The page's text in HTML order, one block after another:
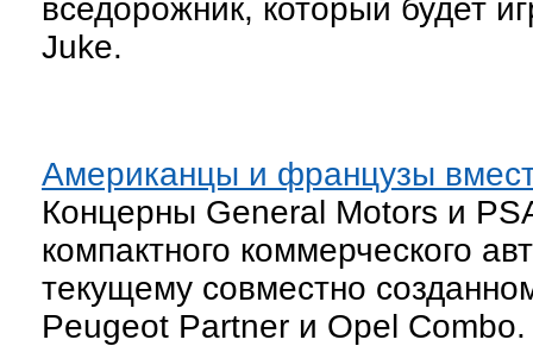
вседорожник, который будет
Juke.
Американцы и французы
Концерны General Motors и
компактного коммерческого
текущему совместно
Peugeot Partner и Opel